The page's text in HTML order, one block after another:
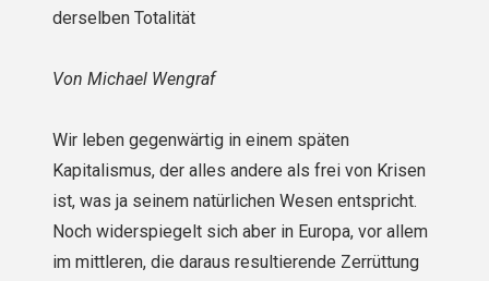
derselben Totalität
Von Michael Wengraf
Wir leben gegenwärtig in einem späten
Kapitalismus, der alles andere als frei von Krisen
ist, was ja seinem natürlichen Wesen entspricht.
Noch widerspiegelt sich aber in Europa, vor allem
im mittleren, die daraus resultierende Zerrüttung